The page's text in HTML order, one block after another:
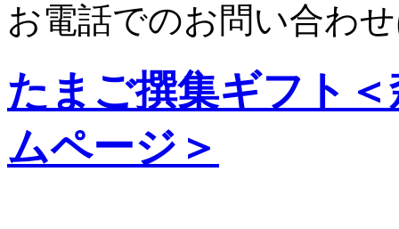
お電話でのお問い合わ
たまご撰集ギフト
ムページ＞